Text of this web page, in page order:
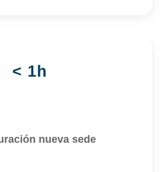
< 1h
nueva sede